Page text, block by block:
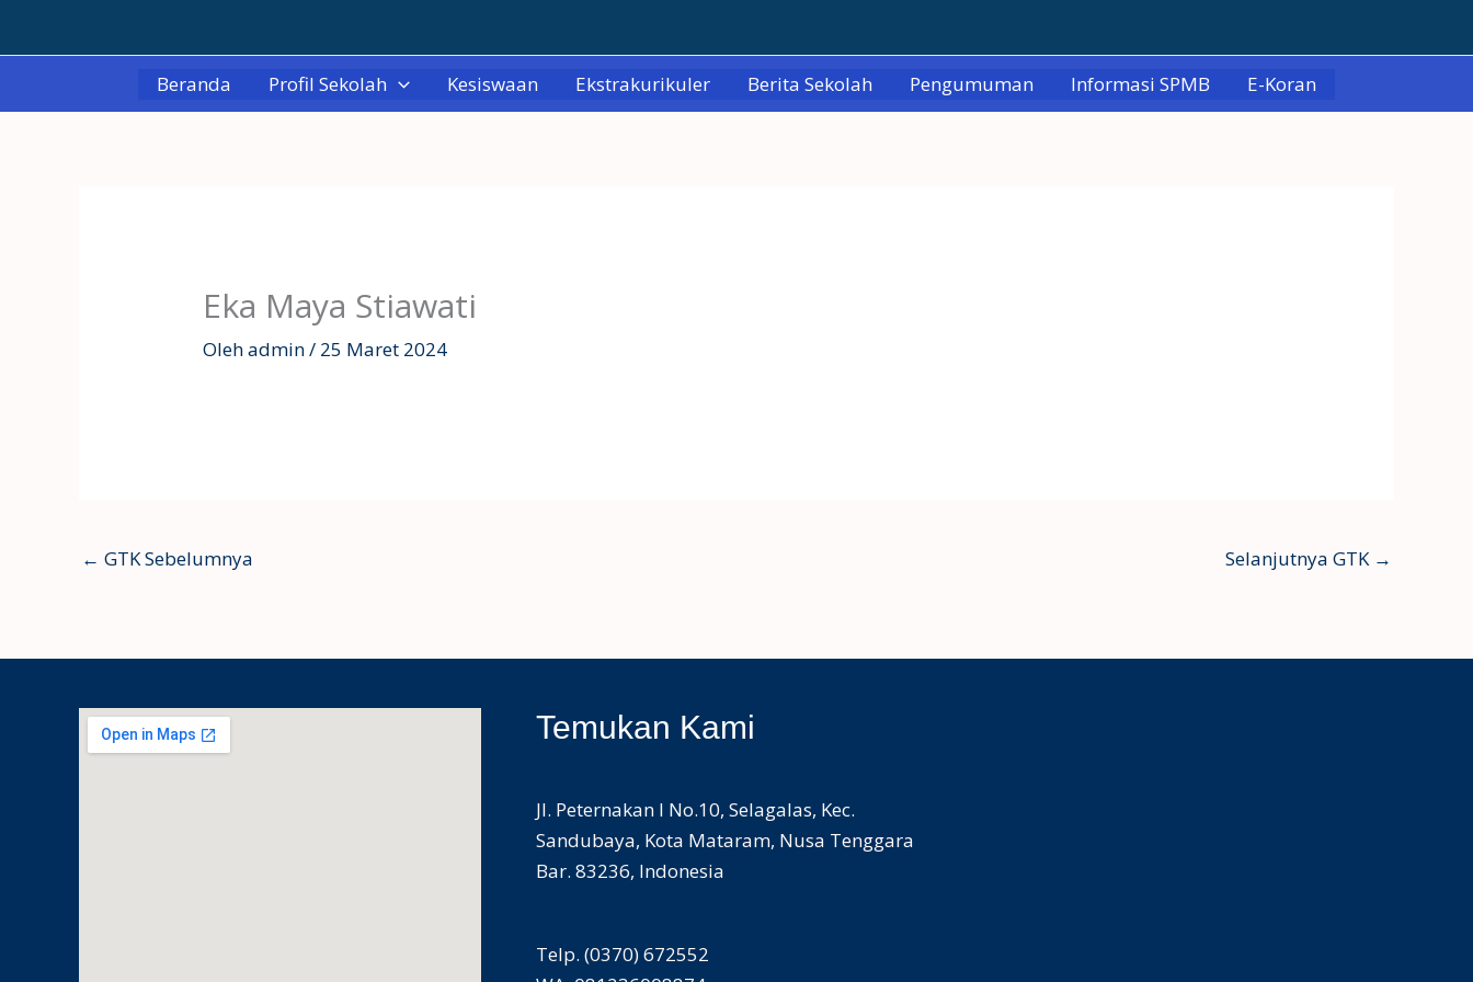
Beranda Profil Sekolah Kesiswaan Ekstrakurikuler Berita Sekolah Pengumuman Informasi SPMB E-Koran
Eka Maya Stiawati
Olehadmin/ 25 Maret 2024
← GTK Sebelumnya Selanjutnya GTK →
Temukan Kami
Jl. Peternakan I No.10, Selagalas, Kec.
Sandubaya, Kota Mataram, Nusa Tenggara
Bar. 83236, Indonesia
Telp. (0370) 672552